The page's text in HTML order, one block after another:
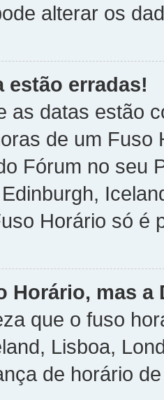
alterar os
estão erradas!
as datas estão
de um Fuso
Fórum no seu
Horário só é
Horário, mas a
que o fuso
Lisboa,
de horário